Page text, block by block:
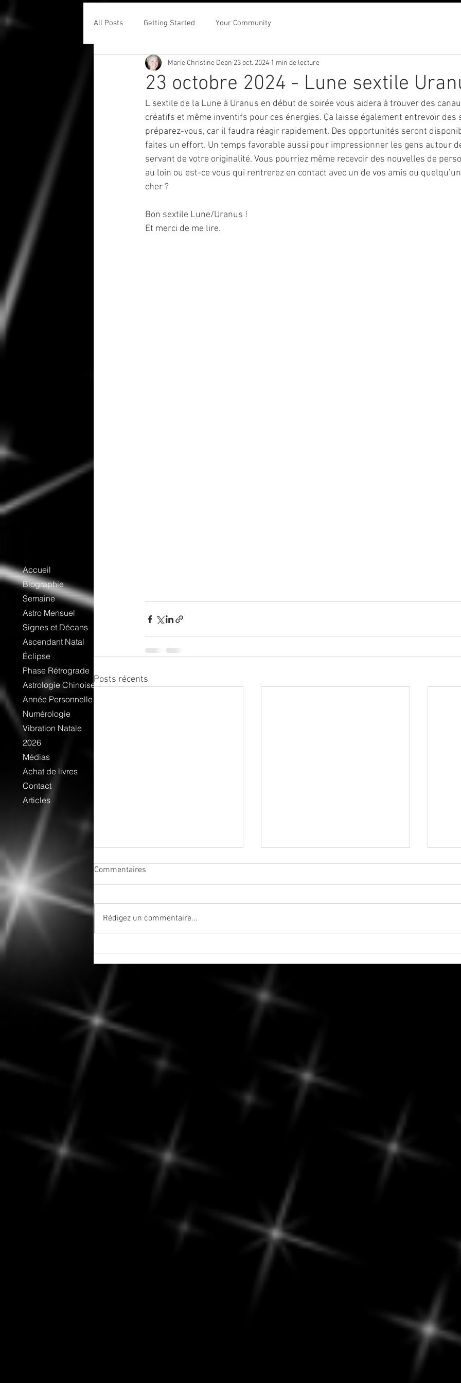
Accueil
Biographie
Semaine
Astro Mensuel
Signes et Décans
Ascendant Natal
Éclipse
Phase Rétrograde
Astrologie Chinoise
Année Personnelle
Numérologie
Vibration Natale
2026
Médias
Achat de livres
Contact
Articles
All Posts Getting Started Your Community
23 octobre 2024 - Lune sextile
Marie Christine Dean 23 oct. 2024 1 min de lecture
L sextile de la Lune à Uranus en début de soirée vous aidera à trouver des
créatifs et même inventifs pour ces énergies. Ça laisse également entrevoir des
préparez-vous, car il faudra réagir rapidement. Des opportunités seront
faites un effort. Un temps favorable aussi pour impressionner les gens autour
servant de votre originalité. Vous pourriez même recevoir des nouvelles de
au loin ou est-ce vous qui rentrerez en contact avec un de vos amis ou
cher ?
Bon sextile Lune/Uranus !
Et merci de me lire.
Posts récents
Commentaires
Rédigez un commentaire...